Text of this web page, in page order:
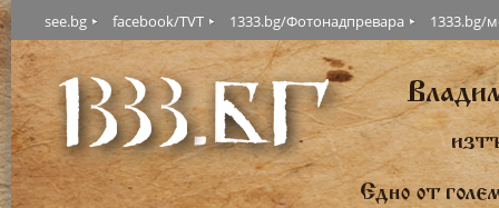
see.bg facebook/TVT 1333.bg/Фотонадпревара 1333.bg/